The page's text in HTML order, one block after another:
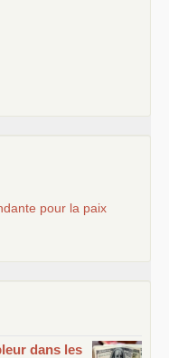
pour la paix
dans les